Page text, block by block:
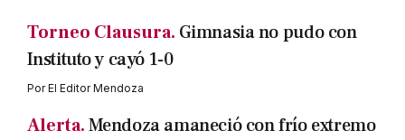
Torneo Clausura. Gimnasia no pudo con
Instituto y cayó 1-0
PorEl Editor Mendoza
Alerta.Mendoza amaneció con frío extremo